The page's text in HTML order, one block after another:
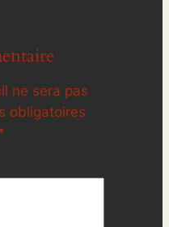
ne sera pas
obligatoires